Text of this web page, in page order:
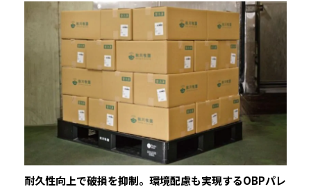
耐久性向上で破損を抑制。環境配慮も実現するOBPパレ